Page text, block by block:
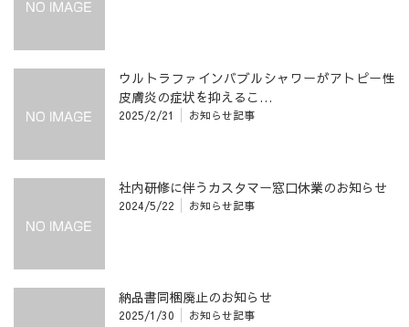
ウルトラファインバブルシャワーがアトピー性
皮膚炎の症状を抑えるこ…
2025/2/21 お知らせ記事
社内研修に伴うカスタマー窓口休業のお知らせ
2024/5/22 お知らせ記事
納品書同梱廃止のお知らせ
2025/1/30 お知らせ記事